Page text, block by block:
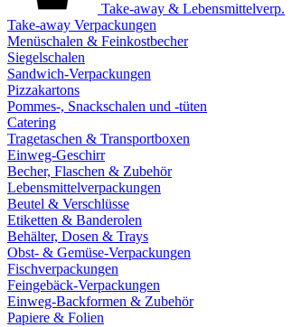
Take-away & Lebensmittelverp.
Take-away Verpackungen
Menüschalen & Feinkostbecher
Siegelschalen
Sandwich-Verpackungen
Pizzakartons
Pommes-, Snackschalen und -tüten
Catering
Tragetaschen & Transportboxen
Einweg-Geschirr
Becher, Flaschen & Zubehör
Lebensmittelverpackungen
Beutel & Verschlüsse
Etiketten & Banderolen
Behälter, Dosen & Trays
Obst- & Gemüse-Verpackungen
Fischverpackungen
Feingebäck-Verpackungen
Einweg-Backformen & Zubehör
Papiere & Folien